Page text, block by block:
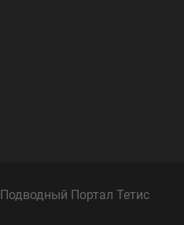
Портал Тетис